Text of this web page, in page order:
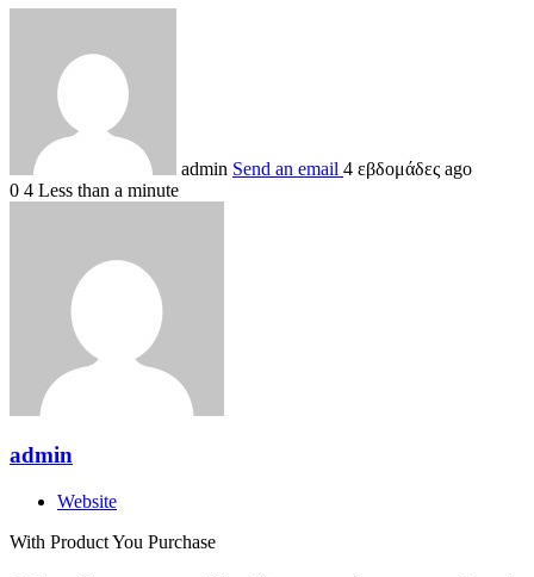
admin Send an email 4 εβδομάδες ago
0 4 Less than a minute
admin
Website
With Product You Purchase